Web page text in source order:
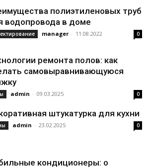
полиэтиленовых труб
водопровода в доме
manager - 11.08.2022 0
ремонта полов: как
самовыравнивающуюся
admin - 09.03.2025 0
штукатурка для кухни
admin - 23.02.2025 0
кондиционеры: о